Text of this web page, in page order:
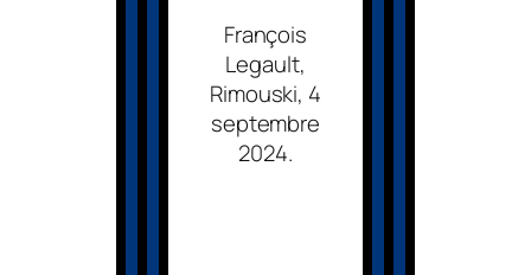
François
Legault,
Rimouski, 4
septembre
2024.